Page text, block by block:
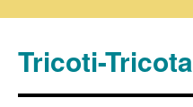
Tricoti-Tricota